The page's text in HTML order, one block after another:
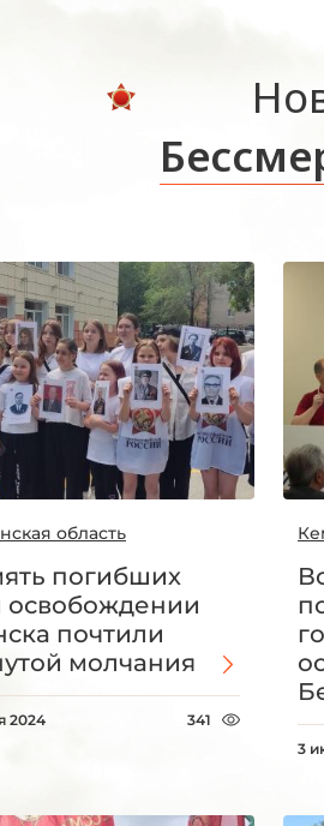
область
погибших
освобождении
почтили
молчания
2024 341
3